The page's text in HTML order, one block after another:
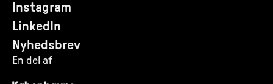
Instagram
LinkedIn
Nyhedsbrev
En del af